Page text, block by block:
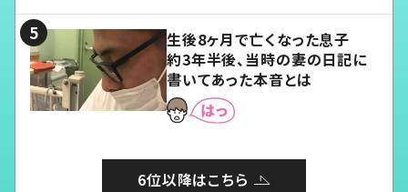
生後8ヶ月で亡くなった息子
約3年半後、当時の妻の日記に
書いてあった本音とは
6位以降はこちら